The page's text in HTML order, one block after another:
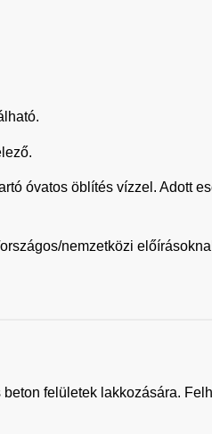
óvatos öblítés vízzel. Adott
nemzetközi
felületek lakkozására.